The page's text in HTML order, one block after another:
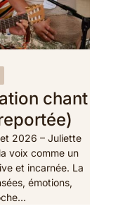
chant
2026 – Juliette
voix comme un
et incarnée. La
émotions,